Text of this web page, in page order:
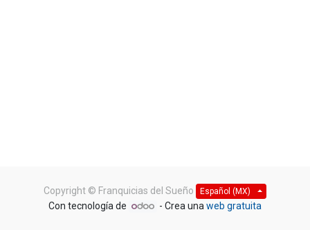
Copyright © Franquicias del Sueño Español (MX)
Con tecnología de - Crea una web gratuita